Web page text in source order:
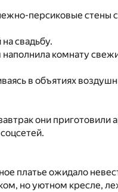
персиковые стены
свадьбу.
наполнила комнату
в объятиях
они приготовили
платье ожидало
но уютном кресле,